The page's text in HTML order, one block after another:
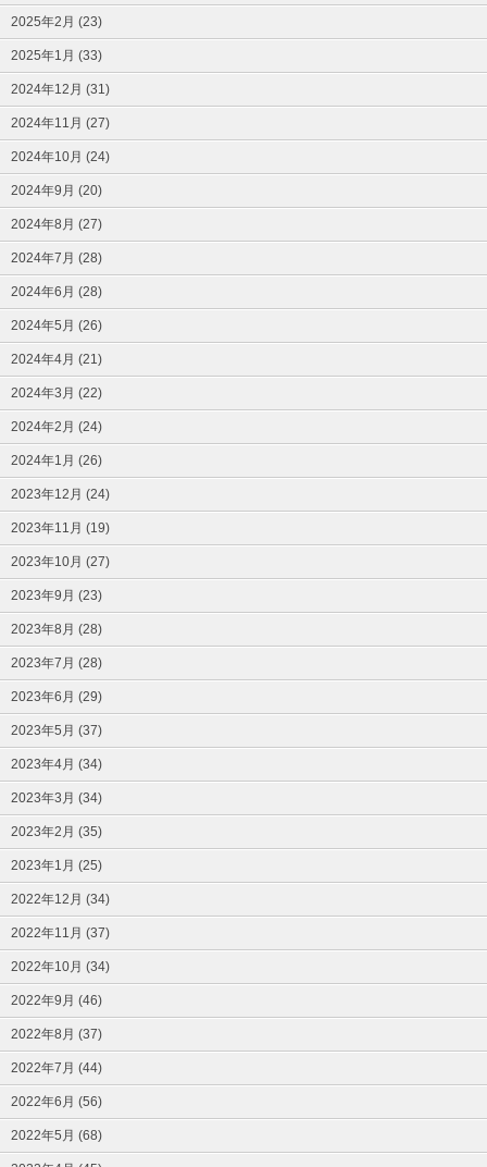
2025年2月 (23)
2025年1月 (33)
2024年12月 (31)
2024年11月 (27)
2024年10月 (24)
2024年9月 (20)
2024年8月 (27)
2024年7月 (28)
2024年6月 (28)
2024年5月 (26)
2024年4月 (21)
2024年3月 (22)
2024年2月 (24)
2024年1月 (26)
2023年12月 (24)
2023年11月 (19)
2023年10月 (27)
2023年9月 (23)
2023年8月 (28)
2023年7月 (28)
2023年6月 (29)
2023年5月 (37)
2023年4月 (34)
2023年3月 (34)
2023年2月 (35)
2023年1月 (25)
2022年12月 (34)
2022年11月 (37)
2022年10月 (34)
2022年9月 (46)
2022年8月 (37)
2022年7月 (44)
2022年6月 (56)
2022年5月 (68)